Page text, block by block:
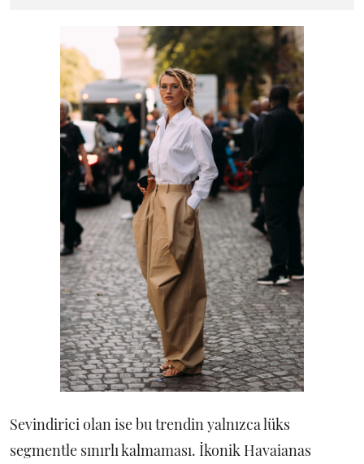
Sevindirici olan ise bu trendin yalnızca lüks
segmentle sınırlı kalmaması. İkonik Havaianas